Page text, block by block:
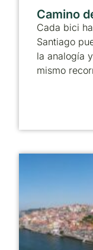
Camino
Cada bici
Santiago
la analogía
mismo